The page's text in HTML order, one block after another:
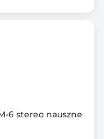
6 stereo nauszne